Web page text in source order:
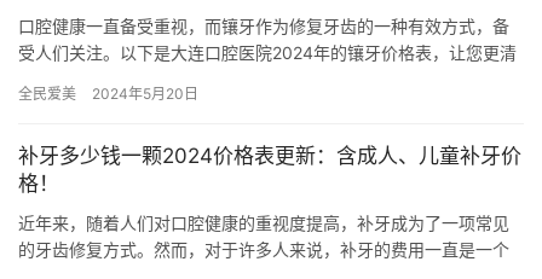
口腔健康一直备受重视，而镶牙作为修复牙齿的一种有效方式，备
受人们关注。以下是大连口腔医院2024年的镶牙价格表，让您更清
全民爱美 2024年5月20日
补牙多少钱一颗2024价格表更新：含成人、儿童补牙价
格！
近年来，随着人们对口腔健康的重视度提高，补牙成为了一项常见
的牙齿修复方式。然而，对于许多人来说，补牙的费用一直是一个